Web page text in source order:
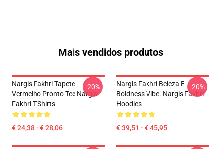
Mais vendidos produtos
Nargis Fakhri Tapete
Vermelho Pronto Tee Nargis
Fakhri T-Shirts
€ 24,38 - € 28,06
-20%
Nargis Fakhri Beleza E
Boldness Vibe. Nargis Fakhri
Hoodies
€ 39,51 - € 45,95
-20%